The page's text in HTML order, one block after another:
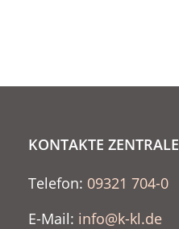
KONTAKTE ZENTRALE
Telefon: 09321 704-0
E-Mail: info@k-kl.de